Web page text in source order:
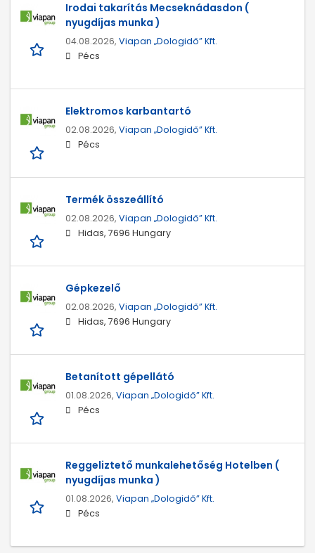
Irodai takarítás Mecseknádasdon (
nyugdíjas munka )
04.08.2026, Viapan „Dologidő” Kft.
Pécs
Elektromos karbantartó
02.08.2026, Viapan „Dologidő” Kft.
Pécs
Termék összeállító
02.08.2026, Viapan „Dologidő” Kft.
Hidas, 7696 Hungary
Gépkezelő
02.08.2026, Viapan „Dologidő” Kft.
Hidas, 7696 Hungary
Betanított gépellátó
01.08.2026, Viapan „Dologidő” Kft.
Pécs
Reggeliztető munkalehetőség Hotelben (
nyugdíjas munka )
01.08.2026, Viapan „Dologidő” Kft.
Pécs